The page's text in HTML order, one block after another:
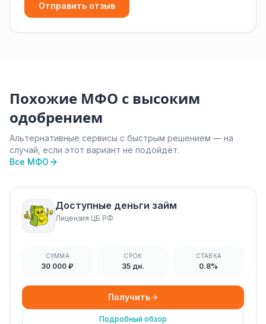
Отправить отзыв
Похожие МФО с высоким
одобрением
Альтернативные сервисы с быстрым решением — на
случай, если этот вариант не подойдёт.
Все МФО
Доступные деньги займ
Лицензия ЦБ РФ
СУММА
30 000 ₽
СРОК
35 дн.
СТАВКА
0.8%
Получить
Подробный обзор